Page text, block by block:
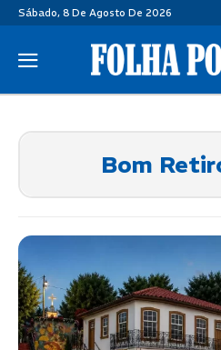
Sábado, 8 De Agosto De 2026
Bom